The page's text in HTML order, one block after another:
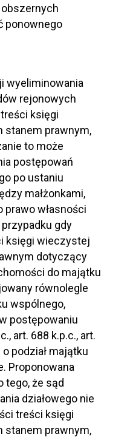
ponownego
wyeliminowania
rejonowych
księgi
prawnym,
to może
postępowań
po ustaniu
małżonkami,
własności
gdy
księgi wieczystej
dotyczący
do majątku
równolegle
wspólnego,
postępowaniu
art. 688 k.p.c., art.
podział majątku
Proponowana
tego, że sąd
działowego nie
treści księgi
prawnym,